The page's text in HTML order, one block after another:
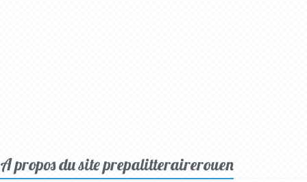
A propos du site prepalitterairerouen